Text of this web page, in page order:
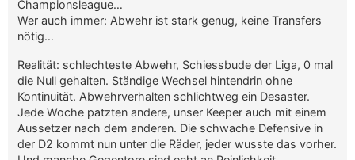
Championsleague…
Wer auch immer: Abwehr ist stark genug, keine Transfers
nötig…
Realität: schlechteste Abwehr, Schiessbude der Liga, 0 mal
die Null gehalten. Ständige Wechsel hintendrin ohne
Kontinuität. Abwehrverhalten schlichtweg ein Desaster.
Jede Woche patzten andere, unser Keeper auch mit einem
Aussetzer nach dem anderen. Die schwache Defensive in
der D2 kommt nun unter die Räder, jeder wusste das vorher.